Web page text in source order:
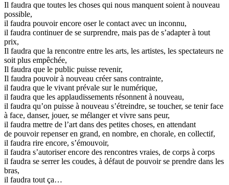
Il faudra que toutes les choses qui nous manquent soient à nouveau
possible,
il faudra pouvoir encore oser le contact avec un inconnu,
il faudra continuer de se surprendre, mais pas de s’adapter à tout
prix,
Il faudra que la rencontre entre les arts, les artistes, les spectateurs ne
soit plus empêchée,
Il faudra que le public puisse revenir,
Il faudra pouvoir à nouveau créer sans contrainte,
il faudra que le vivant prévale sur le numérique,
il faudra que les applaudissements résonnent à nouveau,
il faudra qu’on puisse à nouveau s’étreindre, se toucher, se tenir face
à face, danser, jouer, se mélanger et vivre sans peur,
il faudra mettre de l’art dans des petites choses, en attendant
de pouvoir repenser en grand, en nombre, en chorale, en collectif,
il faudra rire encore, s’émouvoir,
il faudra s’autoriser encore des rencontres vraies, de corps à corps
il faudra se serrer les coudes, à défaut de pouvoir se prendre dans les
bras,
il faudra tout ça…